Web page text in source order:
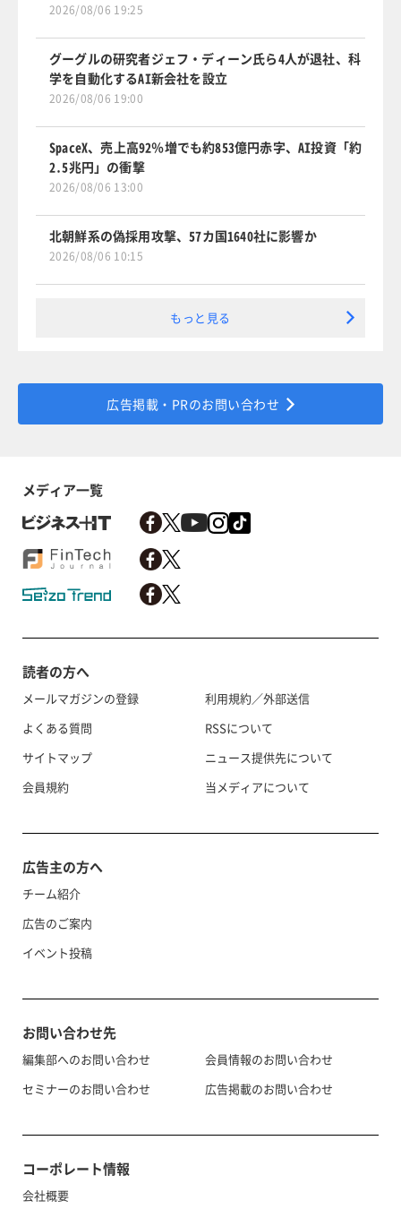
2026/08/06 19:25
グーグルの研究者ジェフ・ディーン氏ら4人が退社、科
学を自動化するAI新会社を設立
2026/08/06 19:00
SpaceX、売上高92％増でも約853億円赤字、AI投資「約
2.5兆円」の衝撃
2026/08/06 13:00
北朝鮮系の偽採用攻撃、57カ国1640社に影響か
2026/08/06 10:15
もっと見る
広告掲載・PRのお問い合わせ
メディア一覧
読者の方へ
メールマガジンの登録
よくある質問
サイトマップ
会員規約
利用規約／外部送信
RSSについて
ニュース提供先について
当メディアについて
広告主の方へ
チーム紹介
広告のご案内
イベント投稿
お問い合わせ先
編集部へのお問い合わせ
セミナーのお問い合わせ
会員情報のお問い合わせ
広告掲載のお問い合わせ
コーポレート情報
会社概要